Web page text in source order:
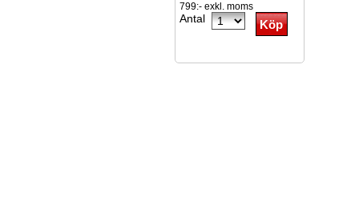
799:- exkl. moms
Antal